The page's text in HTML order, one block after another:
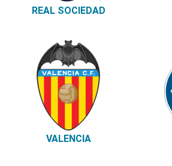
REAL SOCIEDAD
VALENCIA